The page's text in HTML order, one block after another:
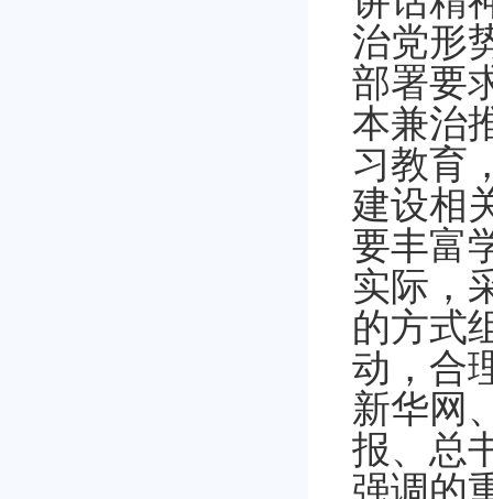
治党形
部署要
本兼治
习教育
建设相
要丰富
实际，
的方式
动，合
新华网
报、总
强调的